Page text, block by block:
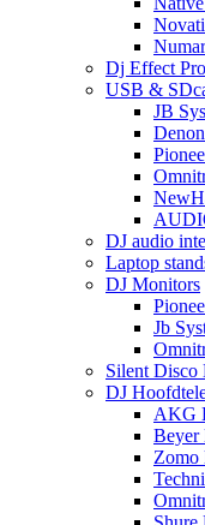
Dj Effect
USB &
JB
DJ audio
Laptop
DJ Monitors
Jb
Silent Disco
DJ
AKG
Beyer
Zomo